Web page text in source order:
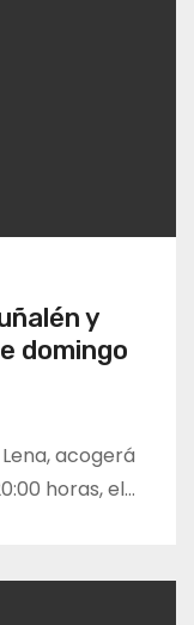
y
domingo
acogerá
horas, el…